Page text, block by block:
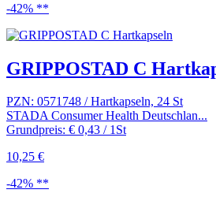
-42% **
GRIPPOSTAD C
PZN: 0571748 / Hartkapseln, 24 St
STADA Consumer Health Deutschlan...
Grundpreis: € 0,43 / 1St
10,25 €
-42% **